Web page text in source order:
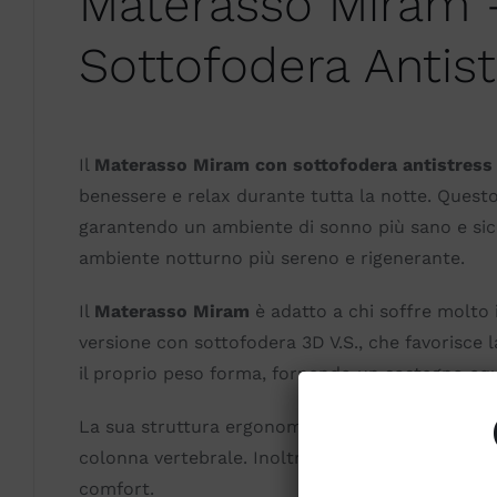
Sottofodera
Il Materasso Miram con sottofodera antistress
benessere e relax durante tutta la notte.
garantendo un ambiente di sonno più sano e
ambiente notturno più sereno e rigenerante.
Il Materasso Miram è adatto a chi soffre molto
versione con sottofodera 3D V.S., che
il proprio peso forma, fornendo un sostegno
La sua struttura ergonomica è ideale per chi
colonna vertebrale. Inoltre, il materasso è
comfort.